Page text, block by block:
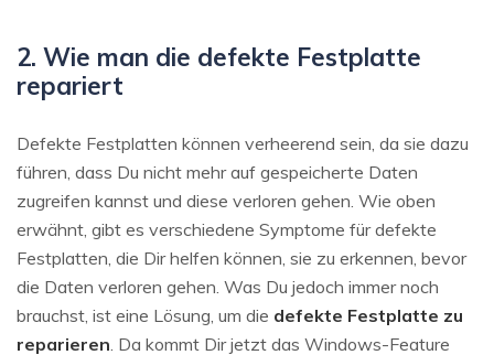
2. Wie man die defekte Festplatte
repariert
Defekte Festplatten können verheerend sein, da sie dazu
führen, dass Du nicht mehr auf gespeicherte Daten
zugreifen kannst und diese verloren gehen. Wie oben
erwähnt, gibt es verschiedene Symptome für defekte
Festplatten, die Dir helfen können, sie zu erkennen, bevor
die Daten verloren gehen. Was Du jedoch immer noch
brauchst, ist eine Lösung, um die defekte Festplatte zu
reparieren. Da kommt Dir jetzt das Windows-Feature